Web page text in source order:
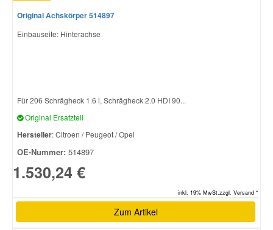
Original Achskörper 514897
Einbauseite: Hinterachse
Für 206 Schrägheck 1.6 i, Schrägheck 2.0 HDI 90...
Original Ersatzteil
Hersteller: Citroen / Peugeot / Opel
OE-Nummer: 514897
1.530,24 €
inkl. 19% MwSt.zzgl. Versand *
Zum Artikel